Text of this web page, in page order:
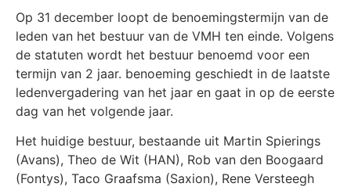
Op 31 december loopt de benoemingstermijn van de
leden van het bestuur van de VMH ten einde. Volgens
de statuten wordt het bestuur benoemd voor een
termijn van 2 jaar. benoeming geschiedt in de laatste
ledenvergadering van het jaar en gaat in op de eerste
dag van het volgende jaar.
Het huidige bestuur, bestaande uit Martin Spierings
(Avans), Theo de Wit (HAN), Rob van den Boogaard
(Fontys), Taco Graafsma (Saxion), Rene Versteegh